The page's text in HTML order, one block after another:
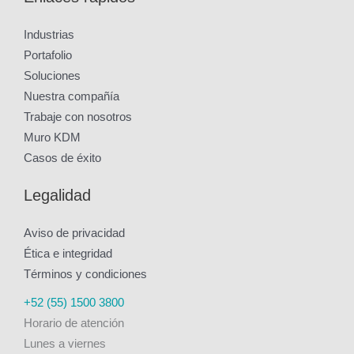
Industrias
Portafolio
Soluciones
Nuestra compañía
Trabaje con nosotros
Muro KDM
Casos de éxito
Legalidad
Aviso de privacidad
Ética e integridad
Términos y condiciones
+52 (55) 1500 3800
Horario de atención
Lunes a viernes
LinkedIn
Facebook
TwitterYouTube